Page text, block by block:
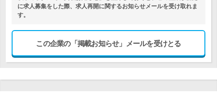
に求人募集をした際、求人再開に関するお知らせメールを受け取れま
す。
この企業の「掲載お知らせ」メールを受けとる